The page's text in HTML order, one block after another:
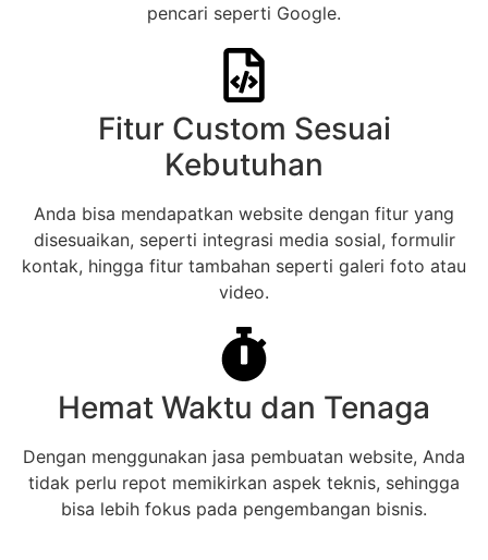
pencari seperti Google.
Fitur Custom Sesuai
Kebutuhan
Anda bisa mendapatkan website dengan fitur yang
disesuaikan, seperti integrasi media sosial, formulir
kontak, hingga fitur tambahan seperti galeri foto atau
video.
Hemat Waktu dan Tenaga
Dengan menggunakan jasa pembuatan website, Anda
tidak perlu repot memikirkan aspek teknis, sehingga
bisa lebih fokus pada pengembangan bisnis.